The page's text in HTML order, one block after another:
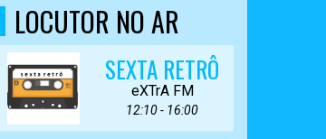
LOCUTOR NO AR
SEXTA RETRÔ
eXTrA FM
12:10 - 16:00